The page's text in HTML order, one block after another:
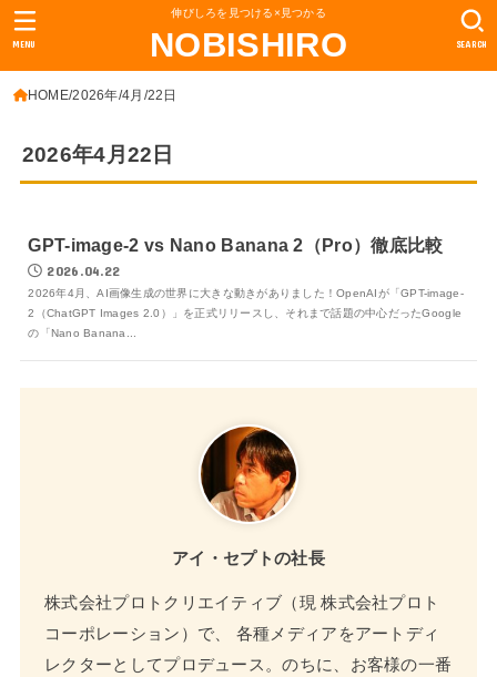
伸びしろを見つける×見つかる
NOBISHIRO SEARCH
MENU
HOME 2026年 4月 22日
2026年4月22日
GPT-image-2 vs Nano Banana 2（Pro）徹底比較
2026.04.22
2026年4月、AI画像生成の世界に大きな動きがありました！OpenAIが「GPT-image-
2（ChatGPT Images 2.0）」を正式リリースし、それまで話題の中心だったGoogle
の「Nano Banana...
アイ・セプトの社長
株式会社プロトクリエイティブ（現 株式会社プロト
コーポレーション）で、 各種メディアをアートディ
レクターとしてプロデュース。のちに、お客様の一番